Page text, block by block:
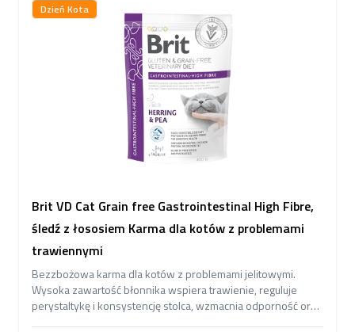
Brit VD Cat Grain free Gastrointestinal High Fibre,
śledź z łososiem Karma dla kotów z problemami
trawiennymi
Bezzbożowa karma dla kotów z problemami jelitowymi.
Wysoka zawartość błonnika wspiera trawienie, reguluje
perystaltykę i konsystencję stolca, wzmacnia odporność oraz
Dzień Kota